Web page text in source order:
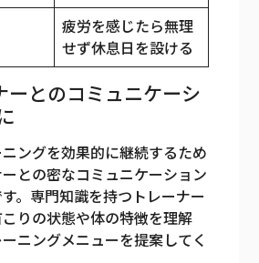
疲労を感じたら無理
せず休息日を設ける
ーとのコミュニケーシ
ングを効果的に継続するため
との密なコミュニケーション
。専門知識を持つトレーナー
りの状態や体の特徴を理解
ニングメニューを提案してく